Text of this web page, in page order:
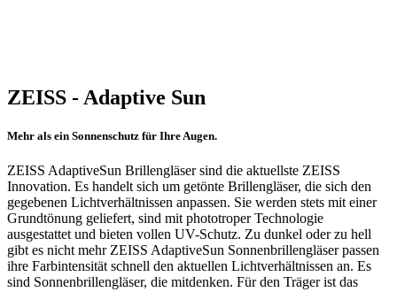
ZEISS - Adaptive Sun
Mehr als ein Sonnenschutz für Ihre Augen.
ZEISS AdaptiveSun Brillengläser sind die aktuellste ZEISS
Innovation. Es handelt sich um getönte Brillengläser, die sich den
gegebenen Lichtverhältnissen anpassen. Sie werden stets mit einer
Grundtönung geliefert, sind mit phototroper Technologie
ausgestattet und bieten vollen UV-Schutz. Zu dunkel oder zu hell
gibt es nicht mehr ZEISS AdaptiveSun Sonnenbrillengläser passen
ihre Farbintensität schnell den aktuellen Lichtverhältnissen an. Es
sind Sonnenbrillengläser, die mitdenken. Für den Träger ist das